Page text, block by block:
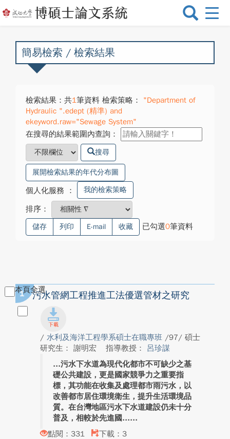
選
換
簡易檢索 / 檢索結果
檢索結果：共1筆資料 檢索策略：
"Department of
Hydraulic ".edept (精準) and
ekeyword.raw="Sewage System"
在搜尋的結果範圍內查詢：
搜尋
展開檢索結果的年代分布圖
個人化服務 ： 我的檢索策略
排序：
儲存 列印 E-mail 收藏 已勾選0筆資料
本頁全選
1 污水管網工程推進工法優選管材之研究
/ 水利及海洋工程學系碩士在職專班 /97/ 碩士
研究生： 謝明宏
指導教授： 呂珍謀
污水下水道為現代化都市不可缺少之基
礎公共建設，更是國家競爭力之重要指
標，其功能在收集及處理都市雨污水，以
改善都市居住環境衛生，提升生活環境品
質。在台灣地區污水下水道建設仍未十分
普及，相較於先進國...
點閱：331
下載：3